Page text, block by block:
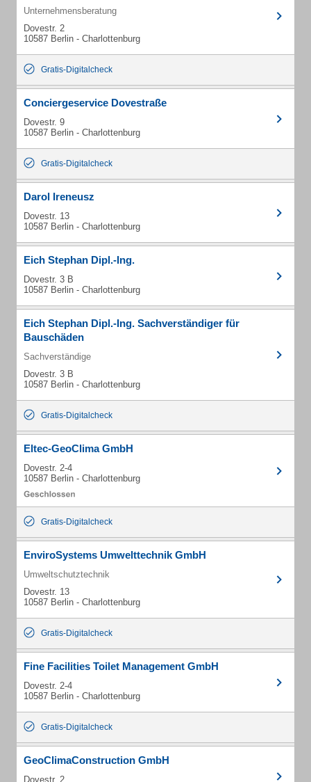
Unternehmensberatung
Dovestr. 2
10587 Berlin - Charlottenburg
Gratis-Digitalcheck
Conciergeservice Dovestraße
Dovestr. 9
10587 Berlin - Charlottenburg
Gratis-Digitalcheck
Darol Ireneusz
Dovestr. 13
10587 Berlin - Charlottenburg
Eich Stephan Dipl.-Ing.
Dovestr. 3 B
10587 Berlin - Charlottenburg
Eich Stephan Dipl.-Ing. Sachverständiger für
Bauschäden
Sachverständige
Dovestr. 3 B
10587 Berlin - Charlottenburg
Gratis-Digitalcheck
Eltec-GeoClima GmbH
Dovestr. 2-4
10587 Berlin - Charlottenburg
Gratis-Digitalcheck
EnviroSystems Umwelttechnik GmbH
Umweltschutztechnik
Dovestr. 13
10587 Berlin - Charlottenburg
Gratis-Digitalcheck
Fine Facilities Toilet Management GmbH
Dovestr. 2-4
10587 Berlin - Charlottenburg
Gratis-Digitalcheck
GeoClimaConstruction GmbH
Dovestr. 2